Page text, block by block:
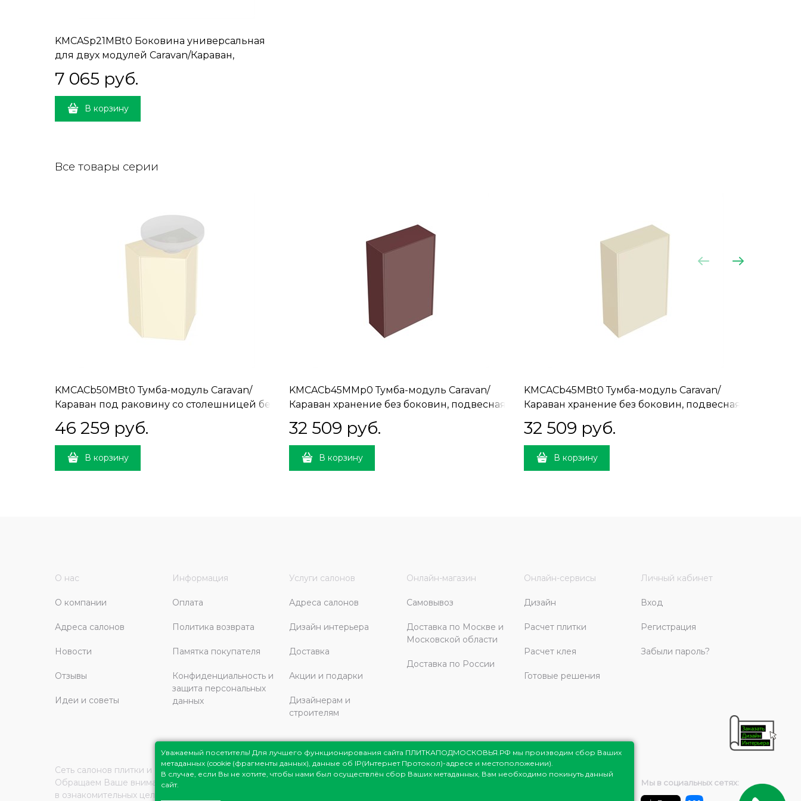
KMCASp21MBt0 Боковина универсальная
для двух модулей Caravan/Караван,
сливочная матовая
7 065 руб.
В корзину
Все товары серии
KMCACb50MBt0 Тумба-модуль Caravan/
Караван под раковину со столешницей без
боковин, подвесная 50, нажимное
открывание, сливочная матовая
46 259 руб.
В корзину
KMCACb45MMp0 Тумба-модуль Caravan/
Караван хранение без боковин, подвесная
45, нажимное открывание, марокканский
гранатовый
32 509 руб.
В корзину
KMCACb45MBt0 Тумба-модуль Caravan/
Караван хранение без боковин, подвесная
45, нажимное открывание, сливочная
матовая
32 509 руб.
В корзину
О нас
О компании
Адреса салонов
Новости
Отзывы
Идеи и советы
Информация
Оплата
Политика возврата
Памятка покупателя
Конфиденциальность и
защита персональных
данных
Услуги салонов
Адреса салонов
Дизайн интерьера
Доставка
Акции и подарки
Дизайнерам и
строителям
Онлайн-магазин
Самовывоз
Доставка по Москве и
Московской области
Доставка по России
Онлайн-сервисы
Дизайн
Расчет плитки
Расчет клея
Готовые решения
Личный кабинет
Вход
Регистрация
Забыли пароль?
Сеть салонов плитки и сантехники Плитка Подмосковья
© 1998-2026
Обращаем Ваше внимание на то, что вся информация представлена на сайте
в ознакомительных целях и ни при каких условиях не является публичной офертой,
Мы в социальных сетях:
Уважаемый посетитель! Для лучшего функционирования сайта ПЛИТКАПОДМОСКОВЬЯ.РФ мы производим сбор Ваших
метаданных (cookie (фрагменты данных), данные об IP(Интернет Протокол)-адресе и местоположении).
В случае, если Вы не хотите, чтобы нами был осуществлён сбор Ваших метаданных, Вам необходимо покинуть данный
сайт.